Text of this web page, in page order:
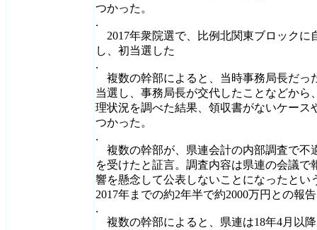
つかった。
.
2017年衆院選で、比例北関東ブロックに
し、初当選した
.
複数の幹部によると、当時事務局長だっ
当選し、事務局長が交代したことなどから
理状況を調べた結果、領収書がないケース
つかった。
.
複数の幹部が、県連会計の内部調査で不
を受けたと証言。調査内容は県連の会議
響を懸念して公表しないことになったとい
2017年までの約2年半で約2000万円との報
.
複数の幹部によると、県連は18年4月以